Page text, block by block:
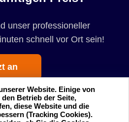
unser professioneller
schnell vor Ort sein!
an
Website. Einige von
Betrieb der Seite,
diese Website und die
(Tracking Cookies).